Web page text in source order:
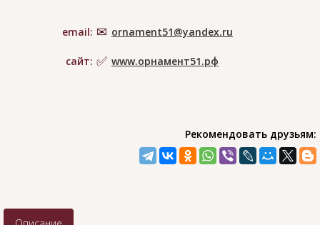
email: ornament51@yandex.ru
сайт: www.орнамент51.рф
Рекомендовать друзьям: